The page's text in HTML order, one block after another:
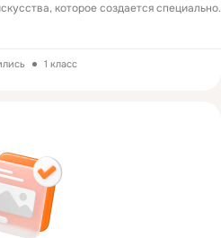
которое создается специально
1 класс